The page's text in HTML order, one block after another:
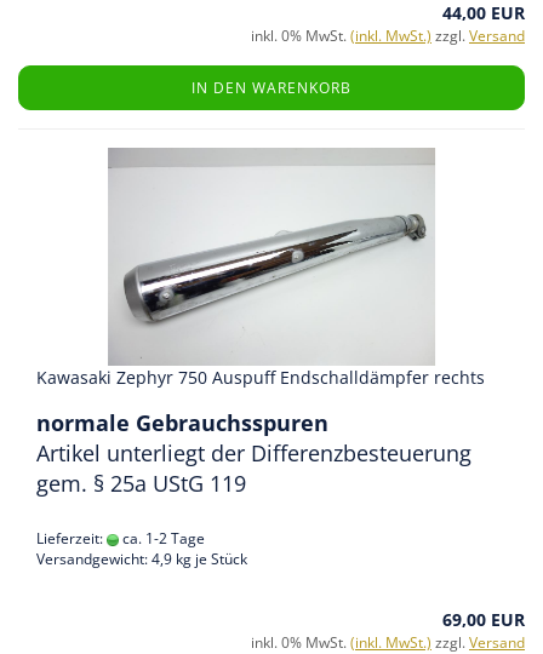
44,00 EUR
inkl. 0% MwSt.(inkl. MwSt.) zzgl.Versand
IN DEN WARENKORB
Kawasaki Zephyr 750 Auspuff Endschalldämpfer rechts
normale Gebrauchsspuren
Artikel unterliegt der Differenzbesteuerung
gem. § 25a UStG 119
Lieferzeit:
ca. 1-2 Tage
Versandgewicht:4,9 kg je Stück
69,00 EUR
inkl. 0% MwSt.(inkl. MwSt.) zzgl.Versand